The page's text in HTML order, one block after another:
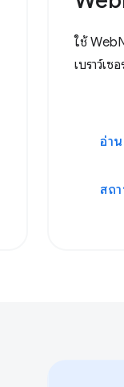
ใช้
เบราว์เซอ
อ่า
สถ